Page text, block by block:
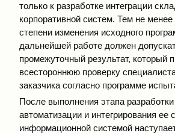
только к разработке интеграции
корпоративной систем. Тем не
степени изменения исходного
дальнейшей работе должен
промежуточный результат, который
всестороннюю проверку
заказчика согласно программе
После выполнения этапа
автоматизации и интегрирования ее
информационной системой